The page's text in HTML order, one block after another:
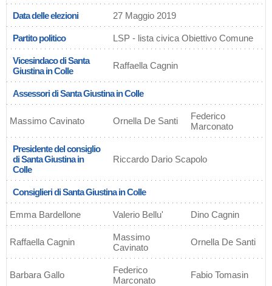
Data delle elezioni 27 Maggio 2019
Partito politico LSP - lista civica Obiettivo Comune
Vicesindaco di Santa
Giustina in Colle
Raffaella Cagnin
Assessori di Santa Giustina in Colle
Massimo Cavinato Ornella De Santi
Federico
Marconato
Presidente del consiglio
di Santa Giustina in
Colle
Riccardo Dario Scapolo
Consiglieri di Santa Giustina in Colle
Emma Bardellone Valerio Bellu' Dino Cagnin
Raffaella Cagnin
Massimo
Cavinato
Ornella De Santi
Barbara Gallo
Federico
Marconato
Fabio Tomasin